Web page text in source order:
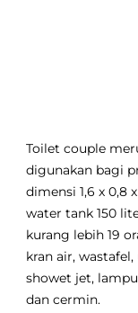
Toilet couple
digunakan bagi
dimensi 1,6 x 0,8
water tank 150
kurang lebih 19
kran air,
showet jet,
dan cermin.